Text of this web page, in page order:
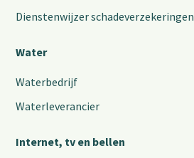
Dienstenwijzer schadeverzekeringen
Water
Waterbedrijf
Waterleverancier
Internet, tv en bellen